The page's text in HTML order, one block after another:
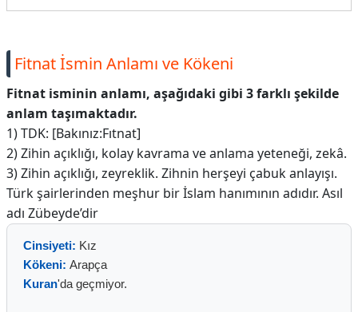
Fitnat İsmin Anlamı ve Kökeni
Fitnat isminin anlamı, aşağıdaki gibi 3 farklı şekilde
anlam taşımaktadır.
1) TDK: [Bakınız:Fıtnat]
2) Zihin açıklığı, kolay kavrama ve anlama yeteneği, zekâ.
3) Zihin açıklığı, zeyreklik. Zihnin herşeyi çabuk anlayışı.
Türk şairlerinden meşhur bir İslam hanımının adıdır. Asıl
adı Zübeyde’dir
Cinsiyeti: Kız
Kökeni: Arapça
Kuran'da geçmiyor.